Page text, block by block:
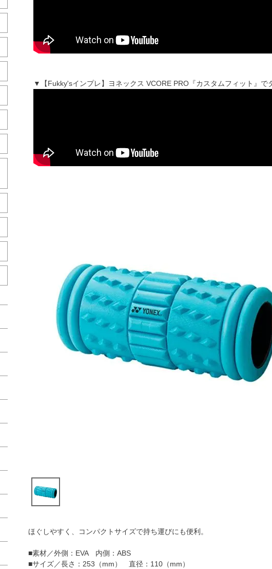
▼【Fukky'sインプレ】ヨネックス VCORE PRO『カスタムフィット』で
ほぐしやすく、コンパクトサイズで持ち運びにも便利。
■素材／外側：EVA 内側：ABS
■サイズ／長さ：253（mm） 直径：110（mm）